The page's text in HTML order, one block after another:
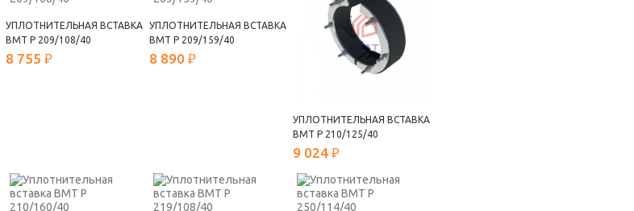
УПЛОТНИТЕЛЬНАЯ ВСТАВКА
ВМТ Р 209/108/40
8 755 ₽
УПЛОТНИТЕЛЬНАЯ ВСТАВКА
ВМТ Р 209/159/40
8 890 ₽
УПЛОТНИТЕЛЬНАЯ ВСТАВКА
ВМТ Р 210/125/40
9 024 ₽